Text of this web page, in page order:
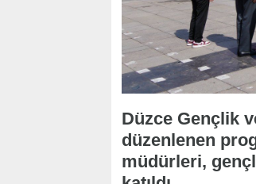
Düzce Gençlik
düzenlenen
müdürleri,